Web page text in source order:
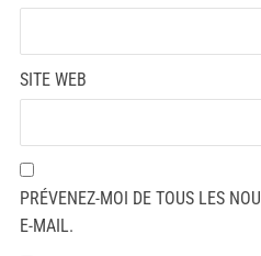
SITE WEB
PRÉVENEZ-MOI DE TOUS LES
E-MAIL.